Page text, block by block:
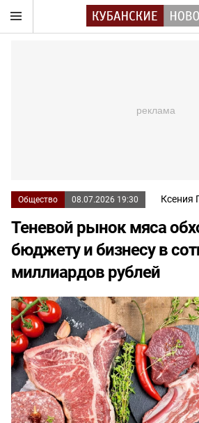
Общество 08.07.2026 19:30 Ксения
Теневой рынок мяса
бюджету и бизнесу в
миллиардов рублей